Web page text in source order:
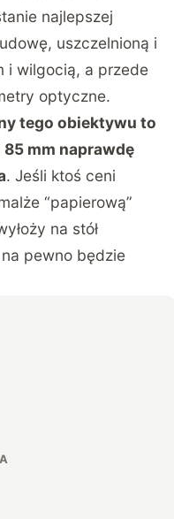
najlepszej
uszczelnioną i
i wilgocią, a przede
optyczne.
tego obiektywu to
mm naprawdę
. Jeśli ktoś ceni
“papierową”
na stół
pewno będzie